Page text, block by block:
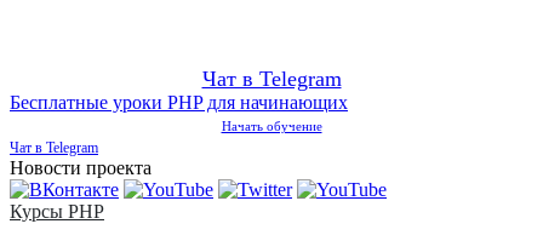
Чат в Telegram
Бесплатные уроки PHP для начинающих
Начать обучение
Чат в Telegram
Новости проекта
Курсы PHP